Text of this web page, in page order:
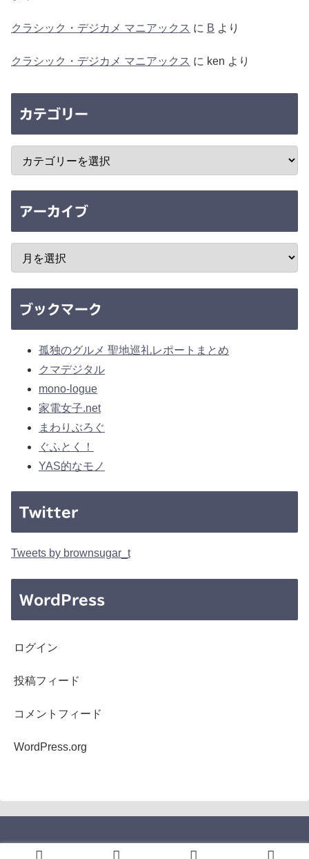
クラシック・デジカメ マニアックス に B より
クラシック・デジカメ マニアックス に ken より
カテゴリー
アーカイブ
ブックマーク
孤独のグルメ 聖地巡礼レポートまとめ
クマデジタル
mono-logue
家電女子.net
まわりぶろぐ
ぐふとく！
YAS的なモノ
Twitter
Tweets by brownsugar_t
WordPress
ログイン
投稿フィード
コメントフィード
WordPress.org